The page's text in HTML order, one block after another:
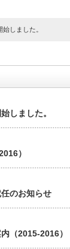
しました。
しました。
）
のお知らせ
（2015-2016）